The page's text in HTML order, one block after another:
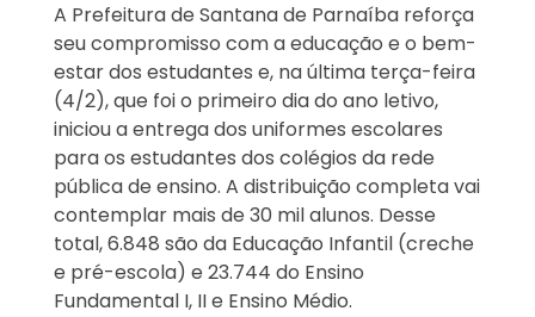
A Prefeitura de Santana de Parnaíba reforça
seu compromisso com a educação e o bem-
estar dos estudantes e, na última terça-feira
(4/2), que foi o primeiro dia do ano letivo,
iniciou a entrega dos uniformes escolares
para os estudantes dos colégios da rede
pública de ensino. A distribuição completa vai
contemplar mais de 30 mil alunos. Desse
total, 6.848 são da Educação Infantil (creche
e pré-escola) e 23.744 do Ensino
Fundamental I, II e Ensino Médio.